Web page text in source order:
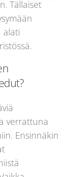
Tällaiset
alati
verrattuna
Ensinnäkin